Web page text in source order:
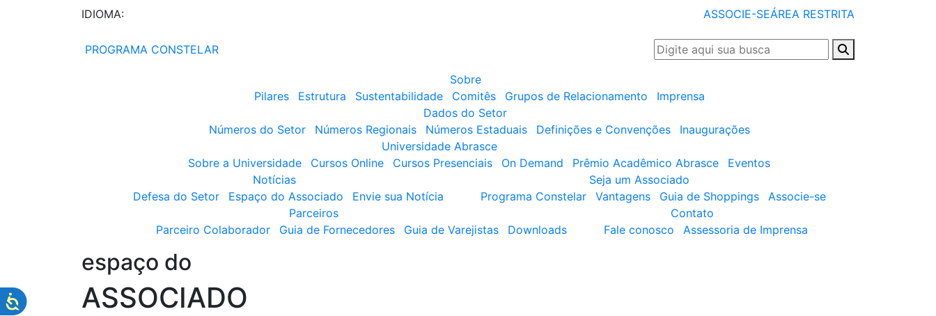
IDIOMA: ASSOCIE-SEÁREA RESTRITA
PROGRAMA CONSTELAR
Sobre
Pilares
Estrutura Sustentabilidade Comitês Grupos de Relacionamento
Imprensa
Dados do Setor
Números do Setor
Números Regionais Números Estaduais Definições e Convenções
Inaugurações
Universidade Abrasce
Sobre a Universidade
Cursos Online Cursos Presenciais On Demand Prêmio Acadêmico Abrasce
Eventos
Notícias
Defesa do Setor
Espaço do Associado Envie sua Notícia
Seja um Associado
Programa Constelar
Vantagens Guia de Shoppings
Associe-se
Parceiros
Parceiro Colaborador
Guia de Fornecedores Guia de Varejistas Downloads
Contato
Fale conosco
Assessoria de Imprensa
espaço do
ASSOCIADO